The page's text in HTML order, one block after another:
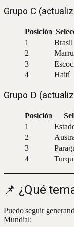
Grupo C
Posición
1
Brasil
2
3
4
Haití
Grupo D
Posición
1
2
3
4
📌 ¿Qué
Puedo seguir
Mundial: